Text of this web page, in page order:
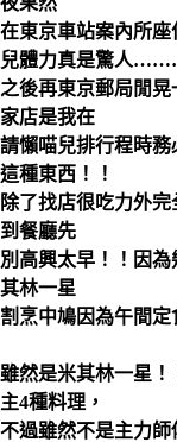
在東京車站案內所
兒體力真是驚人
之後再東京郵局閒
家店是我在
請懶喵兒排行程時
這種東西！！
除了找店很吃力外
到餐廳先
別高興太早！！因
其林一星
割烹中鳩因為午間定
雖然是米其林一星
主4種料理，
不過雖然不是主力